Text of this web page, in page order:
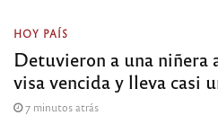
HOY PAÍS
Detuvieron a una niñera
visa vencida y lleva casi
7 minutos atrás